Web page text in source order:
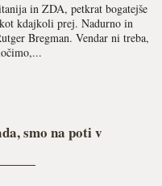
in ZDA, petkrat bogatejše
kdajkoli prej. Nadurno in
Bregman. Vendar ni treba,
smo na poti v